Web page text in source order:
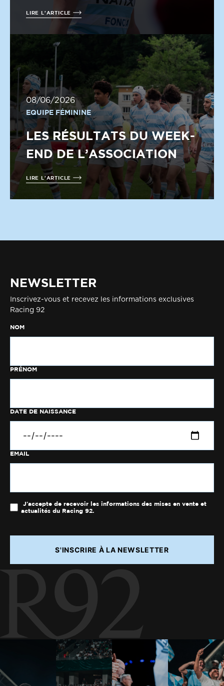
LIRE L'ARTICLE
08/06/2026
EQUIPE FÉMININE
LES RÉSULTATS DU WEEK-
END DE L’ASSOCIATION
LIRE L'ARTICLE
NEWSLETTER
Inscrivez-vous et recevez les informations exclusives
Racing 92
NOM
PRÉNOM
DATE DE NAISSANCE
EMAIL
J'accepte de recevoir les informations des mises en vente et
actualités du Racing 92.
S'INSCRIRE À LA NEWSLETTER